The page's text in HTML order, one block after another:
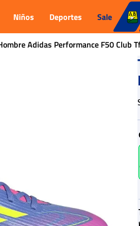
Niños Deportes Sale
Adidas Performance F50 Club